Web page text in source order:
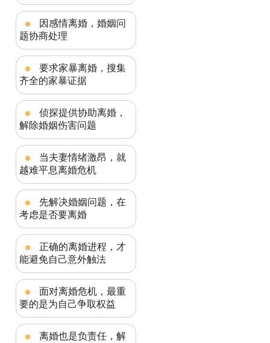
因感情离婚，婚姻问
题协商处理
要求家暴离婚，搜集
齐全的家暴证据
侦探提供协助离婚，
解除婚姻伤害问题
当夫妻情绪激昂，就
越难平息离婚危机
先解决婚姻问题，在
考虑是否要离婚
正确的离婚进程，才
能避免自己意外触法
面对离婚危机，最重
要的是为自己争取权益
离婚也是负责任，解